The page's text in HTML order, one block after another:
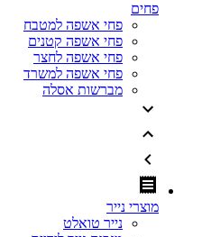
פחים
פחי אשפה למטבח
פחי אשפה קטנים
פחי אשפה לחצר
פחי אשפה למשרד
מברשות אסלה
מוצרי נייר
נייר טואלט